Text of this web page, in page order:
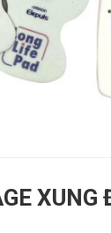
XUNG